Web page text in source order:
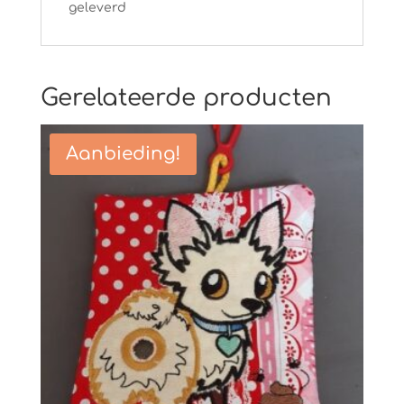
geleverd
Gerelateerde producten
Aanbieding!